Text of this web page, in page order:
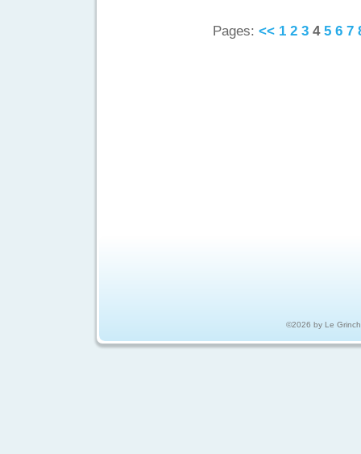
Pages: << 1 2 3 4 5 6 7
©2026 by Le